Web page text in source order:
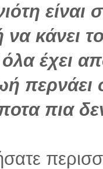
είναι
να κάνει
έχει
περνάει
πια